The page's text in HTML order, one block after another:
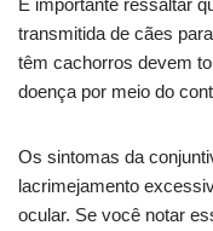
É importante ressaltar
transmitida de cães
têm cachorros devem
doença por meio do
Os sintomas da
lacrimejamento
ocular. Se você notar